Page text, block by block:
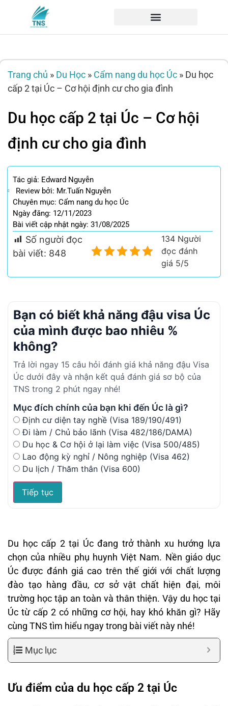
Trang chủ » Du Học » Cẩm nang du học Úc » Du học
cấp 2 tại Úc – Cơ hội định cư cho gia đình
Du học cấp 2 tại Úc – Cơ hội
định cư cho gia đình
Tác giả: Edward Nguyễn
Review bởi: Mr.Tuấn Nguyễn
Chuyên mục: Cẩm nang du học Úc
Ngày đăng: 12/11/2023
Bài viết cập nhật ngày: 31/08/2025
Số người đọc
bài viết: 848
134 Người
đọc đánh
giá 5/5
Bạn có biết khả năng đậu visa Úc
của mình được bao nhiêu %
không?
Trả lời ngay 15 câu hỏi đánh giá khả năng đậu Visa
Úc dưới đây và nhận kết quả đánh giá sơ bộ của
TNS trong 2 phút ngay nhé!
Mục đích chính của bạn khi đến Úc là gì?
Định cư diện tay nghề (Visa 189/190/491)
Đi làm / Chủ bảo lãnh (Visa 482/186/DAMA)
Du học & Cơ hội ở lại làm việc (Visa 500/485)
Lao động kỳ nghỉ / Nông nghiệp (Visa 462)
Du lịch / Thăm thân (Visa 600)
Tiếp tục
Du học cấp 2 tại Úc đang trở thành xu hướng lựa
chọn của nhiều phụ huynh Việt Nam. Nền giáo dục
Úc được đánh giá cao trên thế giới với chất lượng
đào tạo hàng đầu, cơ sở vật chất hiện đại, môi
trường học tập an toàn và thân thiện. Vậy du học tại
Úc từ cấp 2 có những cơ hội, hay khó khăn gì? Hãy
cùng TNS tìm hiểu ngay trong bài viết này nhé!
Mục lục
Ưu điểm của du học cấp 2 tại Úc